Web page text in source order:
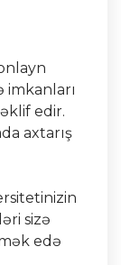
imkanları
edir.
axtarış
sizə
edə